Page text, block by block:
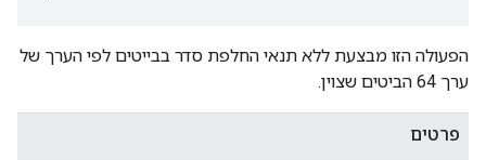
הפעולה הזו מבצעת ללא תנאי החלפת סדר בבייטים לפי הערך של
ערך 64 הביטים שצוין.
פרטים